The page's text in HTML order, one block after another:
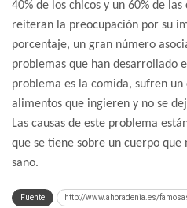
40% de los chicos y un 60% de
reiteran la preocupación por su
porcentaje, un gran número
problemas que han desarrollado
problema es la comida, sufren
alimentos que ingieren y no se
Las causas de este problema
que se tiene sobre un cuerpo que
sano.
Fuente http://www.ahoradenia.es/